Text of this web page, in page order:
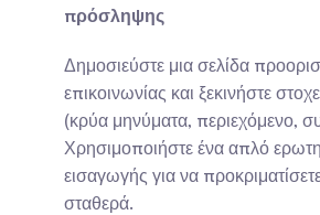
πρόσληψης
Δημοσιεύστε μια σελίδα
επικοινωνίας και ξεκινήστε
(κρύα μηνύματα, περιεχόμενο,
Χρησιμοποιήστε ένα απλό
εισαγωγής για να
σταθερά.